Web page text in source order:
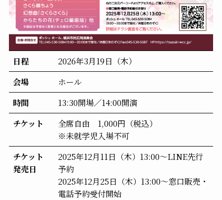
日程
2026年3月19日（木）
会場
ホール
時間
13:30開場／14:00開演
チケット
全席自由 1,000円（税込）
※未就学児入場不可
チケット
発売日
2025年12月11日（木）13:00～LINE先行
予約
2025年12月25日（木）13:00～窓口販売・
電話予約受付開始